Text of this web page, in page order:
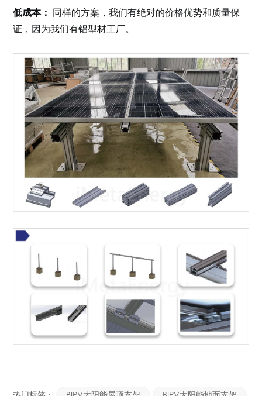
低成本： 同样的方案，我们有绝对的价格优势和质量保
证，因为我们有铝型材工厂。